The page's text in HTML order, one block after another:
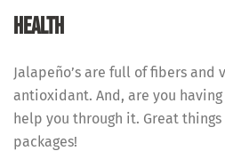
HEALTH
Jalapeño’s are full of fibers and
antioxidant. And, are you
help you through it. Great
packages!